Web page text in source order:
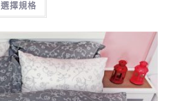
選擇規格